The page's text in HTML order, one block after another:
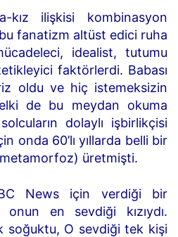
kız ilişkisi kombinasyon
fanatizm altüst edici ruha
idealist, tutumu
faktörlerdi. Babası
oldu ve hiç istemeksizin
de bu meydan okuma
dolaylı işbirlikçisi
onda 60’lı yıllarda belli bir
üretmişti.
News için verdiği bir
en sevdiği kızıydı.
soğuktu, O sevdiği tek kişi